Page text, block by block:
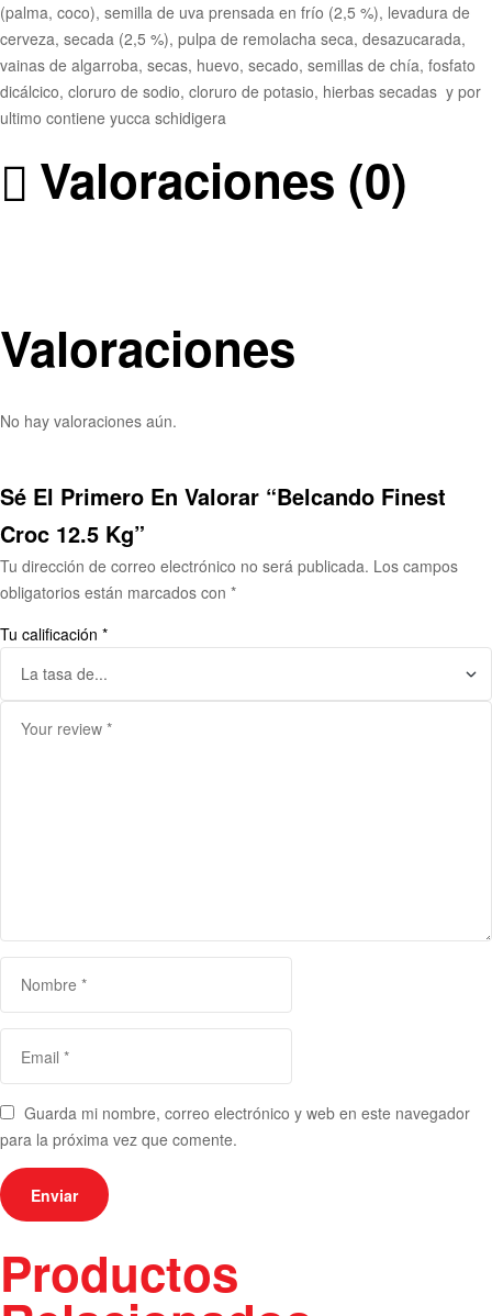
(palma, coco), semilla de uva prensada en frío (2,5 %), levadura de
cerveza, secada (2,5 %), pulpa de remolacha seca, desazucarada,
vainas de algarroba, secas, huevo, secado, semillas de chía, fosfato
dicálcico, cloruro de sodio, cloruro de potasio, hierbas secadas y por
ultimo contiene yucca schidigera
Valoraciones (0)
Valoraciones
No hay valoraciones aún.
Sé El Primero En Valorar “Belcando Finest
Croc 12.5 Kg”
Tu dirección de correo electrónico no será publicada. Los campos
obligatorios están marcados con *
Tu calificación *
Guarda mi nombre, correo electrónico y web en este navegador
para la próxima vez que comente.
Productos